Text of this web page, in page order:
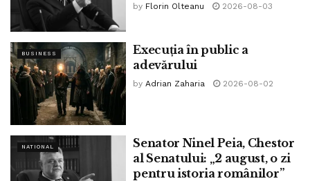
by Florin Olteanu 2026-08-03
BUSINESS
Execuția în public a
adevărului
by Adrian Zaharia 2026-08-02
NATIONAL
Senator Ninel Peia, Chestor
al Senatului: „2 august, o zi
pentru istoria românilor”